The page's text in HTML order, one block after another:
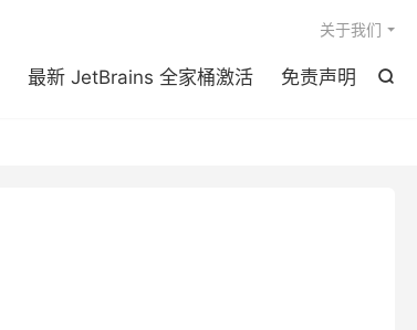

最新 JetBrains 全家桶激活 免责声明
关于我们